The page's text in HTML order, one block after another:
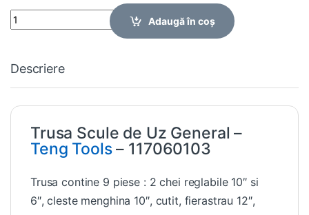
Quantity
Adaugă în coș
Descriere
Trusa Scule de Uz General –
Teng Tools– 117060103
Trusa contine 9 piese : 2 chei reglabile 10″ si
6″, cleste menghina 10″, cutit, fierastrau 12″,